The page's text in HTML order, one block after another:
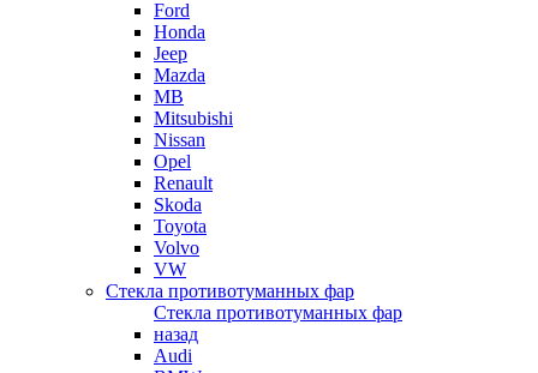
Ford
Honda
Jeep
Mazda
MB
Mitsubishi
Nissan
Opel
Renault
Skoda
Toyota
Volvo
VW
Стекла противотуманных фар
Стекла противотуманных фар
назад
Audi